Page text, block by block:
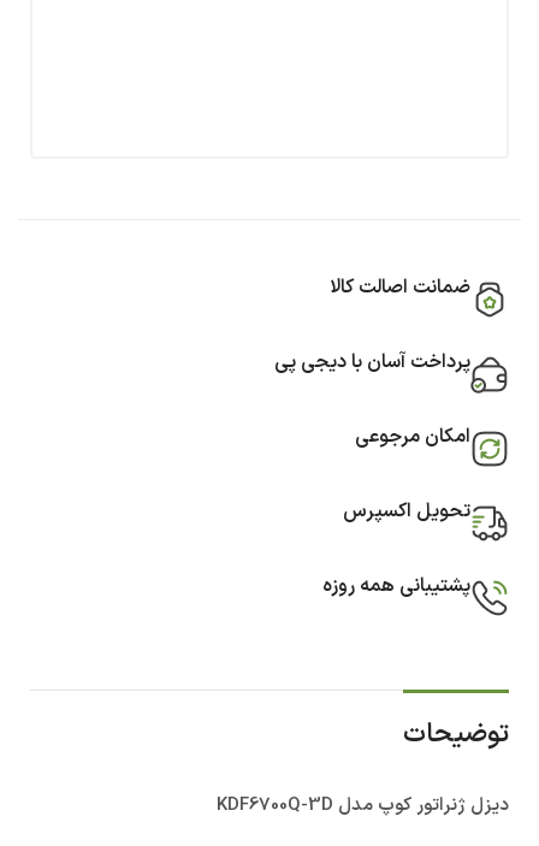
ضمانت اصالت کالا
پرداخت آسان با دیجی پی
امکان مرجوعی
تحویل اکسپرس
پشتیبانی همه روزه
توضیحات
دیزل ژنراتور کوپ مدل KDF6700Q-3D